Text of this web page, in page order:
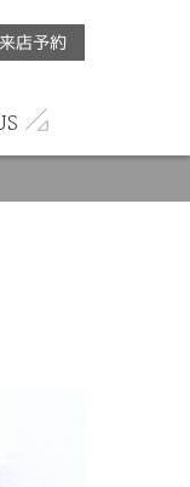
店予約